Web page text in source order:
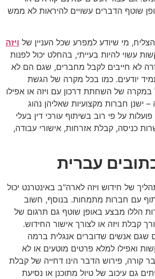
שוטף הדברים עשויים להיראות לא ממש
מי שיודע למפרע שכל העניין של ויזה
עשוי להיות בעייתי, בהחלט יכול לפנות
לא חייבים לקבל מחברים, שגם הם לא
יודעים. כמו בכל מקרה של הגשת
במקרה של השחתת דרכון עם ויזה או אפילו
ישנן חברות מקצועיות שאליהן נהוג
על פי רוב בשיתוף עורכי דין בעלי
כניסה, קבלת אזרחות, אישורי עבודה,
עברית
של חידוש ויזה לארה"ב באינטרנט יכול
עם חברות מתמחות. בנוסף, חשוב
הללו מבצע באופן שוטף גם תרגום של
קבלת ויזה או לצורך אישור החידוש.
שגם אנשים שדוברים אנגלית ברמה
ואפילו למלא פרטים מוטעים או לא
קורה, פירוש הדבר הינו דחייה של קבלת
גם עיכוב של טיול מתוכנן או נסיעת